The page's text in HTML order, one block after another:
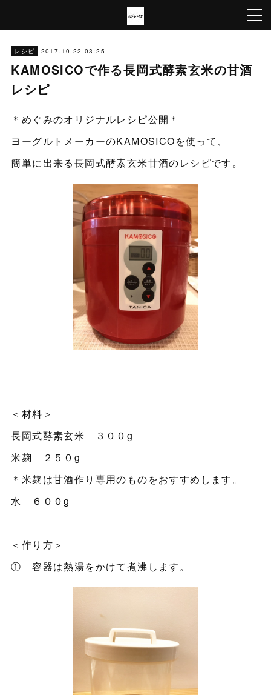
レシピ 2017.10.22 03:25
KAMOSICOで作る長岡式酵素玄米の甘酒
レシピ
＊めぐみのオリジナルレシピ公開＊
ヨーグルトメーカーのKAMOSICOを使って、
簡単に出来る長岡式酵素玄米甘酒のレシピです。
＜材料＞
長岡式酵素玄米 ３００g
米麹 ２５０g
＊米麹は甘酒作り専用のものをおすすめします。
水 ６００g
＜作り方＞
① 容器は熱湯をかけて煮沸します。